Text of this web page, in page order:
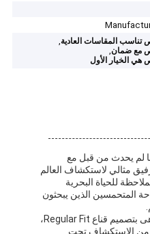
المقاسات العادية,
مع ضمان,
الخيار الأول
لم يحدث من قبل مع
مثالي لاستكشاف العالم
للحياة البحرية
المتحمسين الذين يبحثون
نظارات الغطس تحت الماء تتباهى بتصميم قناع Regular Fit،
من الاستكشاف تحت